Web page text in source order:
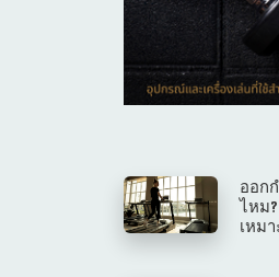
ออก
ไหม
เหม